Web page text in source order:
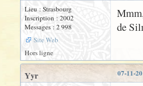
Lieu : Strasbourg
Inscription : 2002
Messages : 2 998
Site Web
de
Hors ligne
07-11-
Yyr